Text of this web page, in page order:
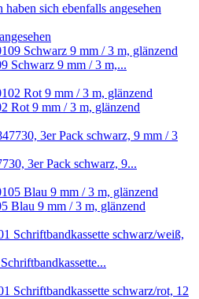
haben sich ebenfalls angesehen
Schwarz 9 mm / 3 m,...
Rot 9 mm / 3 m, glänzend
3er Pack schwarz, 9...
Blau 9 mm / 3 m, glänzend